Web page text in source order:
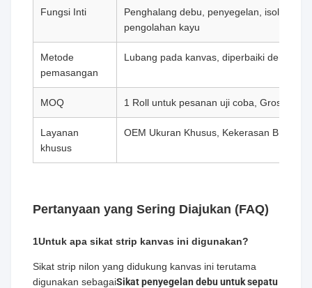
Fungsi Inti
Penghalang debu, penyegelan, isolasi
pengolahan kayu
Metode
pemasangan
Lubang pada kanvas, diperbaiki dengan
MOQ 1 Roll untuk pesanan uji coba, Grosir
Layanan
khusus
OEM Ukuran Khusus, Kekerasan Bristle
Pertanyaan yang Sering Diajukan (FAQ)
1Untuk apa sikat strip kanvas ini digunakan?
Sikat strip nilon yang didukung kanvas ini terutama
digunakan sebagaiSikat penyegelan debu untuk sepatu